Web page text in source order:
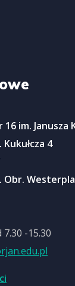
16 im. Janusza
4
Obr.
-15.30